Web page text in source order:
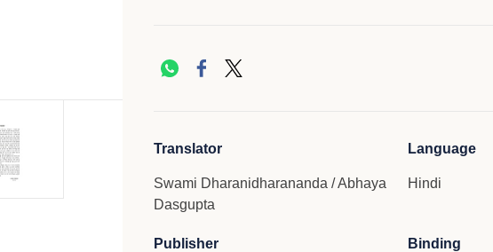
Translator
Swami Dharanidharananda / Abhaya
Dasgupta
Language
Hindi
Publisher Binding